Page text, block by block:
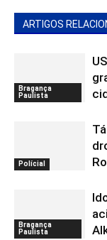
ARTIGOS
Bragança
Paulista
Polícial
Bragança
Paulista